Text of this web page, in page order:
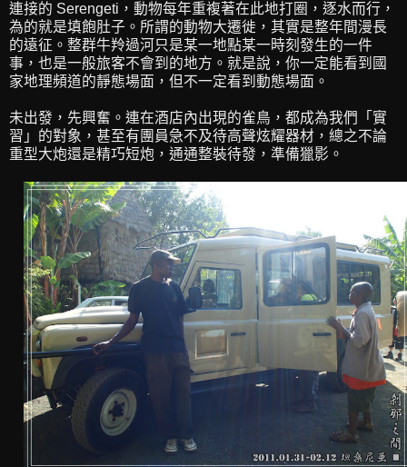
連接的 Serengeti，動物每年重複著在此地打圈，逐水而行，
為的就是填飽肚子。所謂的動物大遷徙，其實是整年間漫長
的遠征。整群牛羚過河只是某一地點某一時刻發生的一件
事，也是一般旅客不會到的地方。就是說，你一定能看到國
家地理頻道的靜態場面，但不一定看到動態場面。
未出發，先興奮。連在酒店內出現的雀鳥，都成為我們「實
習」的對象，甚至有團員急不及待高聲炫耀器材，總之不論
重型大炮還是精巧短炮，通通整裝待發，準備獵影。